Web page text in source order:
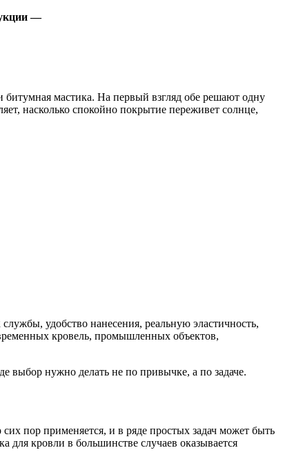
—
битумная мастика. На первый взгляд обе решают одну
насколько спокойно покрытие переживет солнце,
удобство нанесения, реальную эластичность,
кровель, промышленных объектов,
выбор нужно делать не по привычке, а по задаче.
пор применяется, и в ряде простых задач может быть
для кровли в большинстве случаев оказывается